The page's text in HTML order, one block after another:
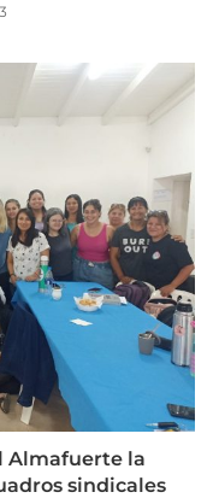
Almafuerte la
sindicales